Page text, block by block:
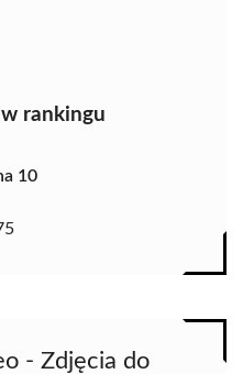
rankingu
10
- Zdjęcia do